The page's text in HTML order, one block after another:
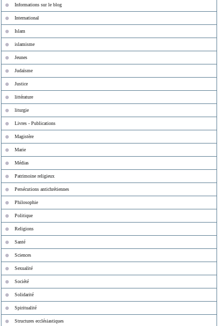
Informations sur le blog
International
Islam
islamisme
Jeunes
Judaïsme
Justice
littérature
liturgie
Livres - Publications
Magistère
Marie
Médias
Patrimoine religieux
Persécutions antichrétiennes
Philosophie
Politique
Religions
Santé
Sciences
Sexualité
Société
Solidarité
Spiritualité
Structures ecclésiastiques